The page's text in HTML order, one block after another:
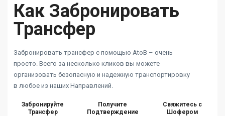
Как Забронировать
Трансфер
Забронировать трансфер с помощью AtoB – очень
просто. Всего за несколько кликов вы можете
организовать безопасную и надежную транспортировку
в любое из наших Направлений.
Забронируйте
Трансфер
Получите
Подтверждение
Свяжитесь с
Шофером